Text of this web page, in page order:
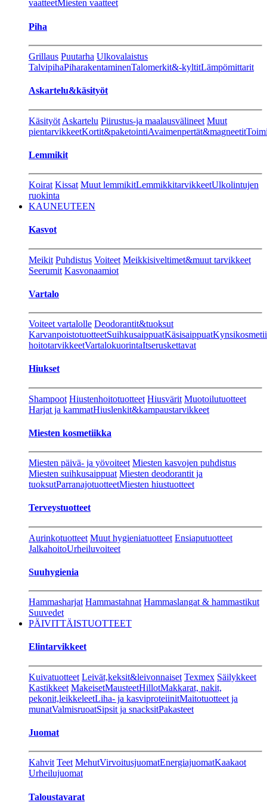
vaatteetMiesten vaatteet
Piha
Grillaus Puutarha Ulkovalaistus
TalvipihaPiharakentaminenTalomerkit&-kyltitLämpömittarit
Askartelu&käsityöt
Käsityöt Askartelu Piirustus-ja maalausvälineet Muut
pientarvikkeetKortit&paketointiAvaimenpertät&magneetit
Lemmikit
Koirat Kissat Muut lemmikitLemmikkitarvikkeetUlkolintujen
ruokinta
KAUNEUTEEN
Kasvot
Meikit Puhdistus Voiteet Meikkisiveltimet&muut tarvikkeet
Seerumit Kasvonaamiot
Vartalo
Voiteet vartalolle Deodorantit&tuoksut
KarvanpoistotuotteetSuihkusaippuatKäsisaippuat
hoitotarvikkeetVartalokuorintaItseruskettavat
Hiukset
Shampoot Hiustenhoitotuotteet Hiusvärit Muotoilutuotteet
Harjat ja kammatHiuslenkit&kampaustarvikkeet
Miesten kosmetiikka
Miesten päivä- ja yövoiteet Miesten kasvojen puhdistus
Miesten suihkusaippuat Miesten deodorantit ja
tuoksutParranajotuotteetMiesten hiustuotteet
Terveystuotteet
Aurinkotuotteet Muut hygieniatuotteet Ensiaputuotteet
JalkahoitoUrheiluvoiteet
Suuhygienia
Hammasharjat Hammastahnat Hammaslangat & hammastikut
Suuvedet
PÄIVITTÄISTUOTTEET
Elintarvikkeet
Kuivatuotteet Leivät,keksit&leivonnaiset Texmex Säilykkeet
Kastikkeet MakeisetMausteetHillotMakkarat, nakit,
pekonit,leikkeleetLiha- ja kasviproteiinitMaitotuotteet ja
munatValmisruoatSipsit ja snacksitPakasteet
Juomat
Kahvit Teet MehutVirvoitusjuomatEnergiajuomatKaakaot
Urheilujuomat
Taloustavarat